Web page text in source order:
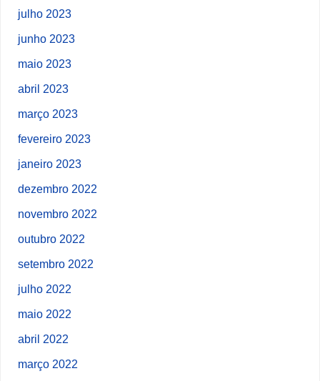
julho 2023
junho 2023
maio 2023
abril 2023
março 2023
fevereiro 2023
janeiro 2023
dezembro 2022
novembro 2022
outubro 2022
setembro 2022
julho 2022
maio 2022
abril 2022
março 2022